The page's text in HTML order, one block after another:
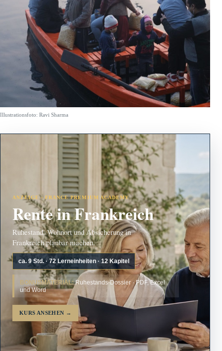
Illustrationsfoto: Ravi Sharma
ANZEIGE · FRANCE PREMIUM ACADEMY
Rente in Frankreich
Ruhestand, Wohnort und Absicherung in
Frankreich planbar machen.
ca. 9 Std. · 72 Lerneinheiten · 12 Kapitel
BONUSMATERIAL:Ruhestands-Dossier · PDF, Excel
und Word
KURS ANSEHEN →